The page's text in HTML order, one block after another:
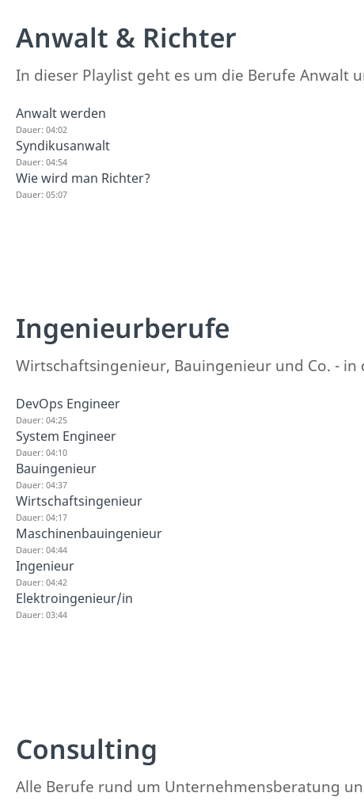
Anwalt & Richter
In dieser Playlist geht es um die Berufe Anwalt
Anwalt werden
Dauer: 04:02
Syndikusanwalt
Dauer: 04:54
Wie wird man Richter?
Dauer: 05:07
Ingenieurberufe
Wirtschaftsingenieur, Bauingenieur und Co. -
DevOps Engineer
Dauer: 04:25
System Engineer
Dauer: 04:10
Bauingenieur
Dauer: 04:37
Wirtschaftsingenieur
Dauer: 04:17
Maschinenbauingenieur
Dauer: 04:44
Ingenieur
Dauer: 04:42
Elektroingenieur/in
Dauer: 03:44
Consulting
Alle Berufe rund um Unternehmensberatung